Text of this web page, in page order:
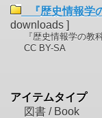
『歴史情報学
downloads ]
『歴史情報学の教
CC BY-SA
アイテムタイプ
図書 / Book